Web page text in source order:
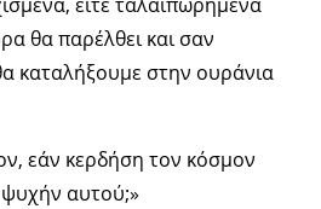
θα παρέλθει και σαν
καταλήξουμε στην ουράνια
εάν κερδήση τον κόσμον
αυτού;»